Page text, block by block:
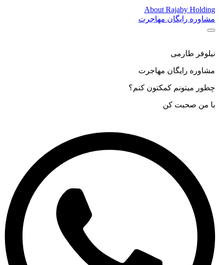
About Rajaby Holding
مشاوره رایگان مهاجرت
نیلوفر طارمی
مشاوره رایگان مهاجرت
چطور میتونم کمکتون کنم؟
با من صحبت کن